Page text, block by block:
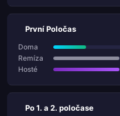
První Poločas
Doma
Remíza
Hosté
Po 1. a 2. poločase